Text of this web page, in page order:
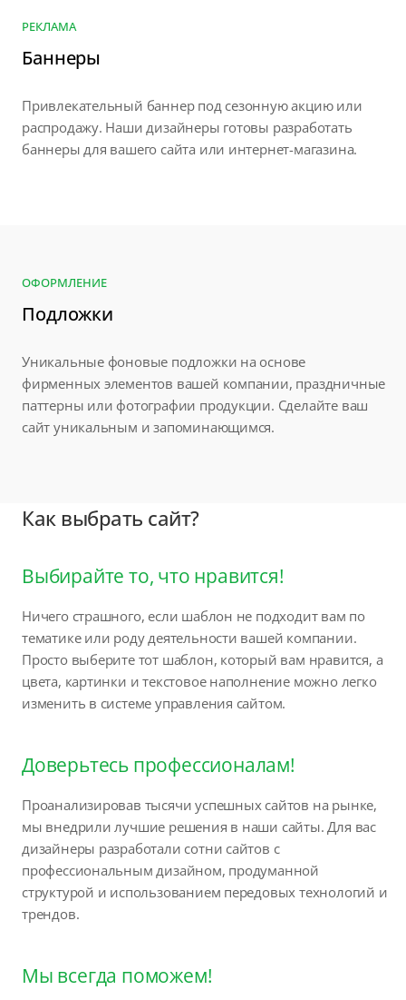
РЕКЛАМА
Баннеры
Привлекательный баннер под сезонную акцию или
распродажу. Наши дизайнеры готовы разработать
баннеры для вашего сайта или интернет-магазина.
ОФОРМЛЕНИЕ
Подложки
Уникальные фоновые подложки на основе
фирменных элементов вашей компании, праздничные
паттерны или фотографии продукции. Сделайте ваш
сайт уникальным и запоминающимся.
Как выбрать сайт?
Выбирайте то, что нравится!
Ничего страшного, если шаблон не подходит вам по
тематике или роду деятельности вашей компании.
Просто выберите тот шаблон, который вам нравится, а
цвета, картинки и текстовое наполнение можно легко
изменить в системе управления сайтом.
Доверьтесь профессионалам!
Проанализировав тысячи успешных сайтов на рынке,
мы внедрили лучшие решения в наши сайты. Для вас
дизайнеры разработали сотни сайтов с
профессиональным дизайном, продуманной
структурой и использованием передовых технологий и
трендов.
Мы всегда поможем!